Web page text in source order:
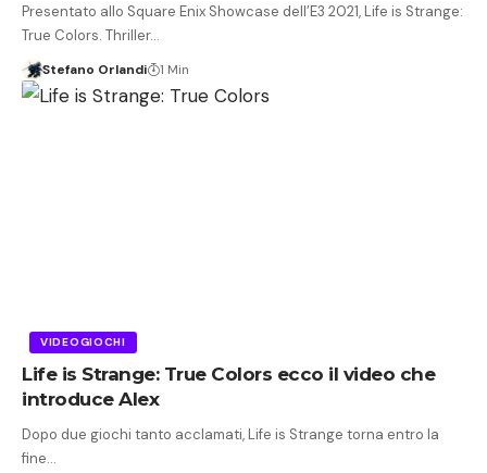
Presentato allo Square Enix Showcase dell’E3 2021, Life is Strange:
True Colors. Thriller…
Stefano Orlandi 1 Min
VIDEOGIOCHI
Life is Strange: True Colors ecco il video che
introduce Alex
Dopo due giochi tanto acclamati, Life is Strange torna entro la
fine…